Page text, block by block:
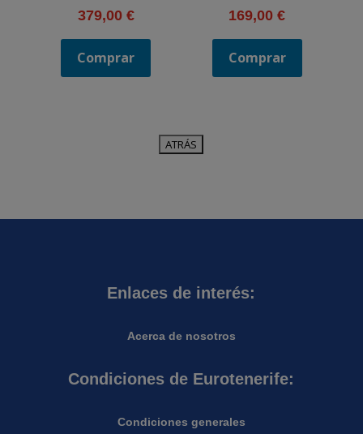
379,00 €
Comprar
169,00€
Comprar
Enlaces de interés:
Acerca de nosotros
Condiciones de Eurotenerife:
Condiciones generales